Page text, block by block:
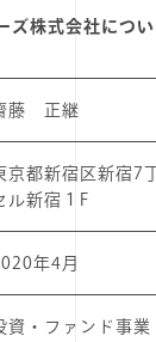
ズ株式会社につい
藤 正継
京都新宿区新宿7
ル新宿１F
年4月
資・ファンド事業